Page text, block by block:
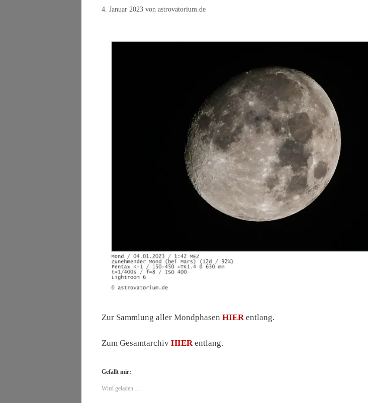
4. Januar 2023 von astrovatorium.de
Zur Sammlung aller Mondphasen HIERentlang.
Zum Gesamtarchiv HIER entlang.
Gefällt mir:
Wird geladen …